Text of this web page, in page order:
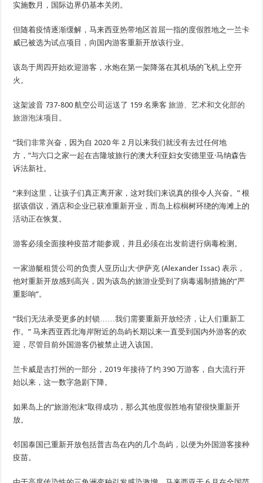
实施数月，国际边界​​仍基本关闭。
但随着疫情逐渐缓解，马来西亚热带地区首屈一指的度假胜地之一兰卡
威已被选为试点项目，向国内游客重新开放该行业。
该岛于周四开始欢迎游客，水炮在第一架降落在其机场的飞机上空开
火。
这架波音 737-800 航空公司运送了 159 名乘客 旅游、艺术和文化部的
旅游泡沫项目。
“我们非常兴奋，因为自 2020 年 2 月以来我们就没有去过任何地
方，”与六口之家一起在吉隆坡旅行的澳大利亚妇女安德里亚·马纳森告
诉法新社。
“来到这里，让孩子们真正离开家，这对我们来说真的很令人兴奋。” 根
据该倡议，酒店和企业已获准重新开业，而岛上棕榈树环绕的海滩上的
活动正在恢复。
游客必须全面接种疫苗才能参观，并且必须在出发前进行病毒检测。
一家游艇租赁公司的负责人亚历山大·伊萨克 (Alexander Issac) 表示，
他对重新开放感到高兴，因为该岛的旅游业受到了病毒遏制措施的“严
重影响”。
“我们无法承受更多的封锁……我们需要重新开放经济，让人们重新工
作。” 马来西亚西北海岸附近的岛屿长期以来一直受到国内外游客的欢
迎，尽管目前外国游客仍被禁止进入该国。
兰卡威是吉打州的一部分，2019 年接待了约 390 万游客，自大流行开
始以来，这一数字急剧下降。
如果岛上的“旅游泡沫”取得成功，那么其他度假胜地有望很快重新开
放。
邻国泰国已重新开放包括普吉岛在内的几个岛屿，以便为外国游客接种
疫苗。